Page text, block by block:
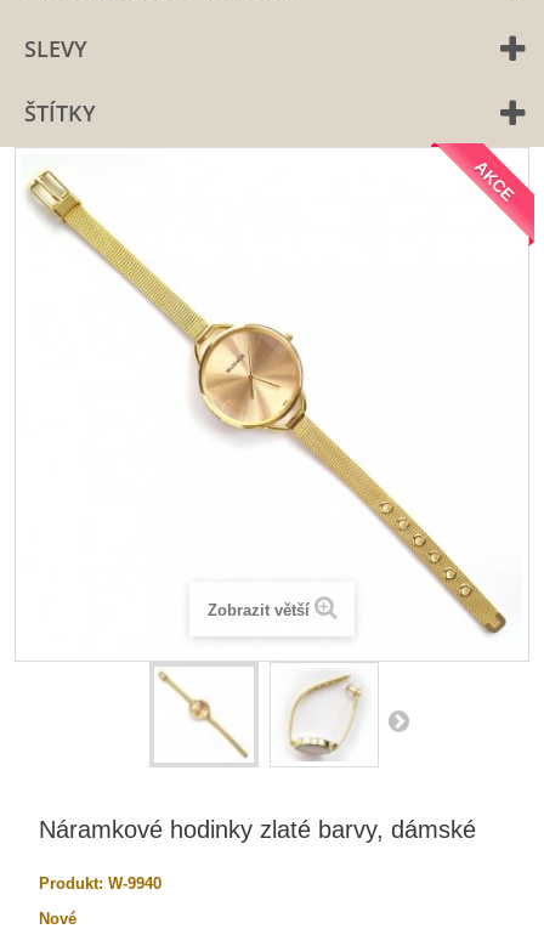
SLEVY
ŠTÍTKY
AKCE
Zobrazit větší
Náramkové hodinky zlaté barvy, dámské
Produkt: W-9940
Nové